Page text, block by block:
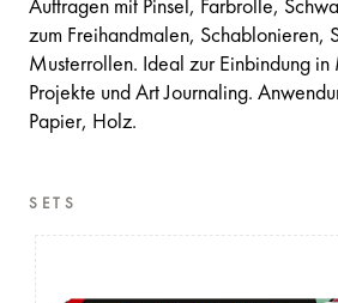
Auftragen mit Pinsel, Farbrolle,
zum Freihandmalen, Schablonieren,
Musterrollen. Ideal zur Einbindung
Projekte und Art Journaling.
Papier, Holz.
SETS